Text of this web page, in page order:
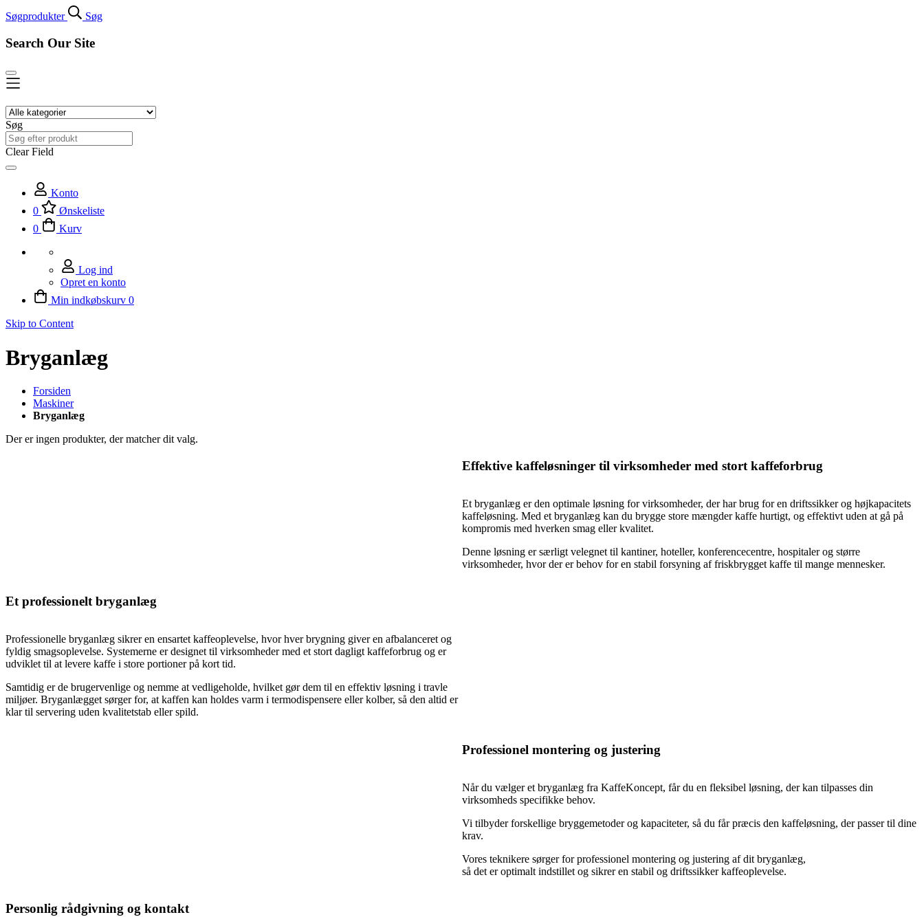
Søgprodukter Søg
Search Our Site
Søg
Clear Field
Konto
0
Ønskeliste
0
Kurv
Log ind
Opret en konto
Min indkøbskurv 0
Skip to Content
Bryganlæg
Forsiden
Maskiner
Bryganlæg
Der er ingen produkter, der matcher dit valg.
Effektive kaffeløsninger til virksomheder med stort kaffeforbrug
Et bryganlæg er den optimale løsning for virksomheder, der har brug for en driftssikker og højkapacitets
kaffeløsning. Med et bryganlæg kan du brygge store mængder kaffe hurtigt, og effektivt uden at gå på
kompromis med hverken smag eller kvalitet.
Denne løsning er særligt velegnet til kantiner, hoteller, konferencecentre, hospitaler og større
virksomheder, hvor der er behov for en stabil forsyning af friskbrygget kaffe til mange mennesker.
Et professionelt bryganlæg
Professionelle bryganlæg sikrer en ensartet kaffeoplevelse, hvor hver brygning giver en afbalanceret og
fyldig smagsoplevelse. Systemerne er designet til virksomheder med et stort dagligt kaffeforbrug og er
udviklet til at levere kaffe i store portioner på kort tid.
Samtidig er de brugervenlige og nemme at vedligeholde, hvilket gør dem til en effektiv løsning i travle
miljøer. Bryganlægget sørger for, at kaffen kan holdes varm i termodispensere eller kolber, så den altid er
klar til servering uden kvalitetstab eller spild.
Professionel montering og justering
Når du vælger et bryganlæg fra KaffeKoncept, får du en fleksibel løsning, der kan tilpasses din
virksomheds specifikke behov.
Vi tilbyder forskellige bryggemetoder og kapaciteter, så du får præcis den kaffeløsning, der passer til dine
krav.
Vores teknikere sørger for professionel montering og justering af dit bryganlæg,
så det er optimalt indstillet og sikrer en stabil og driftssikker kaffeoplevelse.
Personlig rådgivning og kontakt